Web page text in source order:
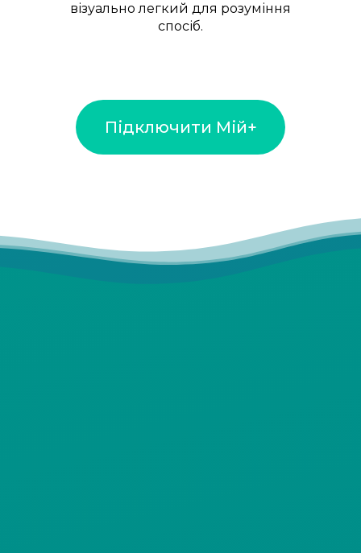
візуально легкий для розуміння
спосіб.
Підключити Мій+